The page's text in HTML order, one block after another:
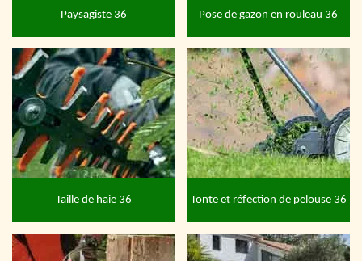
Paysagiste 36 Pose de gazon en rouleau 36
Taille de haie 36 Tonte et réfection de pelouse 36